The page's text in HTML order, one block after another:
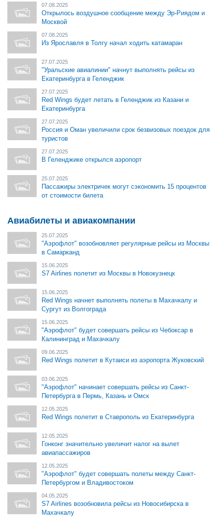
07.08.2025
Открылось воздушное сообщение между Эр-Риядом и
Москвой
07.08.2025
Из Ярославля в Толгу начал ходить катамаран
27.07.2025
"Уральские авиалинии" начнут выполнять рейсы из
Екатеринбурга в Геленджик
27.07.2025
Red Wings будет летать в Геленджик из Казани и
Екатеринбурга
27.07.2025
Россия и Оман увеличили срок безвизовых поездок для
туристов
27.07.2025
В Геленджике открылся аэропорт
25.07.2025
Пассажиры электричек могут сэкономить 15 процентов
от стоимости билета
Авиабилеты и авиакомпании
25.07.2025
"Аэрофлот" возобновляет регулярные рейсы из Москвы
в Самарканд
15.06.2025
S7 Airlines полетит из Москвы в Новокузнецк
15.06.2025
Red Wings начнет выполнять полеты в Махачкалу и
Сургут из Волгограда
15.06.2025
"Аэрофлот" будет совершать рейсы из Чебоксар в
Калининград и Махачкалу
09.06.2025
Red Wings полетит в Кутаиси из аэропорта Жуковский
03.06.2025
"Аэрофлот" начинает совершать рейсы из Санкт-
Петербурга в Пермь, Казань и Омск
12.05.2025
Red Wings полетит в Ставрополь из Екатеринбурга
12.05.2025
Гонконг значительно увеличит налог на вылет
авиапассажиров
12.05.2025
"Аэрофлот" будет совершать полеты между Санкт-
Петербургом и Владивостоком
04.05.2025
S7 Airlines возобновила рейсы из Новосибирска в
Махачкалу